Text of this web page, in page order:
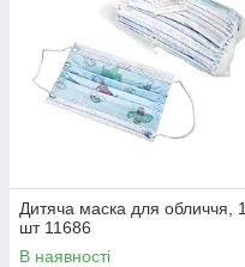
Дитяча маска для обличчя, 1
шт 11686
В наявності